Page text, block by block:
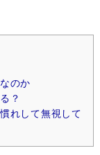
のか
？
れして無視して